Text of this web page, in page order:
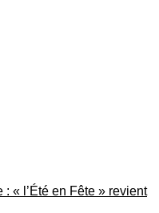
« l’Été en Fête » revient